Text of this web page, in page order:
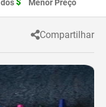
Menor Preço
Compartilhar